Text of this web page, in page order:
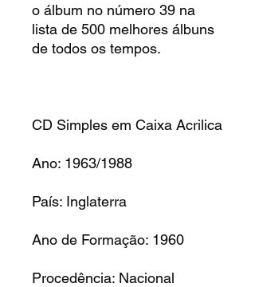
o álbum no número 39 na
lista de 500 melhores álbuns
de todos os tempos.
CD Simples em Caixa Acrilica
Ano: 1963/1988
País: Inglaterra
Ano de Formação: 1960
Procedência: Nacional